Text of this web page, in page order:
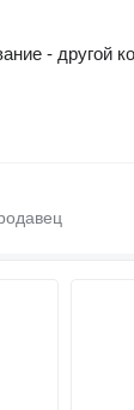
- другой